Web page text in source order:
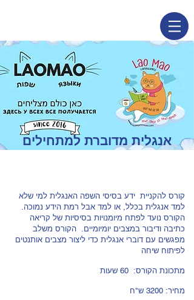
אנגלית מדוברת למתחילים
קורס להקניית ידע בסיסי השפה האנגלית למי שלא
למד אנגלית בכלל, או למד אבל רמת הידע נמוכה.
הקורס נועד לפתח מיומנויות בסיסיות של קריאה
כתיבה ודיבור במצבים יומיומיים. הקורס משלב
מפגשים עם דוברי אנגלית כדי ליצור מצבים אותנטים
לפיתוח שיחה
מתכונת הקורס: 60 שעות
מחיר: 3200 ש"ח